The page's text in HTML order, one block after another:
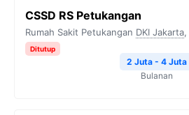
CSSD RS Petukangan
Rumah Sakit Petukangan DKI Jakarta,
Ditutup
2 Juta - 4 Juta
Bulanan